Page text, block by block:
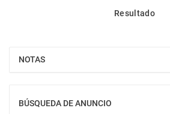
Resultado
NOTAS
MOSTRAR
BÚSQUEDA DE ANUNCIO
MOSTRAR